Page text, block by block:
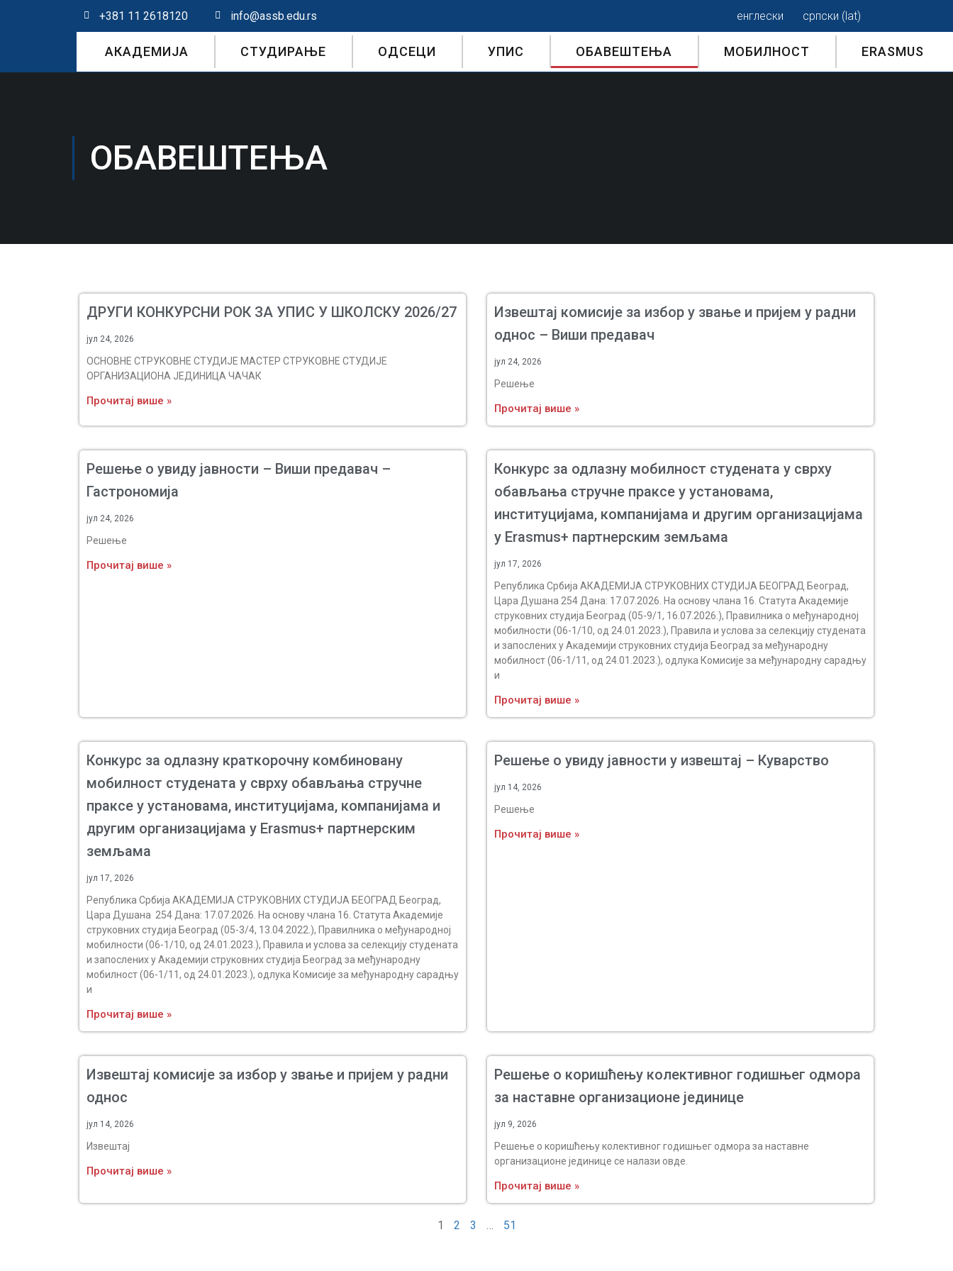
+381 11 2618120 info@assb.edu.rs енглески српски (lat)
АКАДЕМИЈА СТУДИРАЊЕ ОДСЕЦИ УПИС ОБАВЕШТЕЊА МОБИЛНОСТ ERASMUS
ОБАВЕШТЕЊА
ДРУГИ КОНКУРСНИ РОК ЗА УПИС У ШКОЛСКУ 2026/27
јул 24, 2026
ОСНОВНЕ СТРУКОВНЕ СТУДИЈЕ МАСТЕР СТРУКОВНЕ СТУДИЈЕ
ОРГАНИЗАЦИОНА ЈЕДИНИЦА ЧАЧАК
Прочитај више »
Извештај комисије за избор у звање и пријем у радни
однос – Виши предавач
јул 24, 2026
Решење
Прочитај више »
Решење о увиду јавности – Виши предавач –
Гастрономија
јул 24, 2026
Решење
Прочитај више »
Конкурс за одлазну мобилност студената у сврху
обављања стручне праксе у установама,
институцијама, компанијама и другим организацијама
у Erasmus+ партнерским земљама
јул 17, 2026
Република Србија АКАДЕМИЈA СТРУКОВНИХ СТУДИЈА БЕОГРАД Београд,
Цара Душана 254 Дана: 17.07.2026. На основу члана 16. Статута Академије
струковних студија Београд (05-9/1, 16.07.2026.), Правилникa о међународној
мобилности (06-1/10, од 24.01.2023.), Правила и услова за селекцију студената
и запослених у Академији струковних студија Београд за међународну
мобилност (06-1/11, од 24.01.2023.), одлука Комисије за међународну сарадњу
и
Прочитај више »
Конкурс за одлазну краткорочну комбиновану
мобилност студената у сврху обављања стручне
праксе у установама, институцијама, компанијама и
другим организацијама у Erasmus+ партнерским
земљама
јул 17, 2026
Република Србија АКАДЕМИЈA СТРУКОВНИХ СТУДИЈА БЕОГРАД Београд,
Цара Душана 254 Дана: 17.07.2026. На основу члана 16. Статута Академије
струковних студија Београд (05-3/4, 13.04.2022.), Правилникa о међународној
мобилности (06-1/10, од 24.01.2023.), Правила и услова за селекцију студената
и запослених у Академији струковних студија Београд за међународну
мобилност (06-1/11, од 24.01.2023.), одлука Комисије за међународну сарадњу
и
Прочитај више »
Решење о увиду јавности у извештај – Куварство
јул 14, 2026
Решење
Прочитај више »
Извештај комисије за избор у звање и пријем у радни
однос
јул 14, 2026
Извештај
Прочитај више »
Решење о коришћењу колективног годишњег одмора
за наставне организационе јединице
јул 9, 2026
Решење о коришћењу колективног годишњег одмора за наставне
организационе јединице се налази овде.
Прочитај више »
1 2 3 51